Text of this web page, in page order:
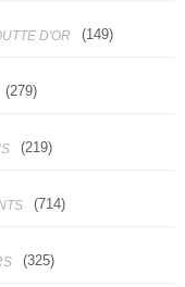
D'OR (149)
(279)
(219)
(714)
(325)